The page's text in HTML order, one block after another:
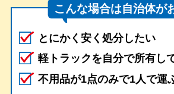
こんな場合は自治体が
とにかく安く処分したい
軽トラックを自分で所有し
不用品が1点のみで1人で運